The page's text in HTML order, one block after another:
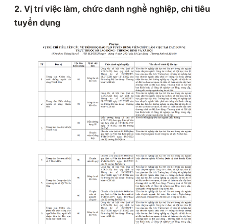
2. Vị trí việc làm, chức danh nghề nghiệp, chỉ tiêu
tuyển dụng